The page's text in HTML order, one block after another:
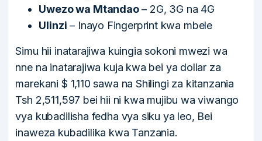
Uwezo wa Mtandao– 2G, 3G na 4G
Ulinzi – Inayo Fingerprint kwa mbele
Simu hii inatarajiwa kuingia sokoni mwezi wa
nne na inatarajiwa kuja kwa bei ya dollar za
marekani $ 1,110 sawa na Shilingi za kitanzania
Tsh 2,511,597 bei hii ni kwa mujibu wa viwango
vya kubadilisha fedha vya siku ya leo, Bei
inaweza kubadilika kwa Tanzania.